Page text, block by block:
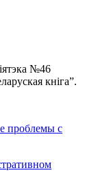
№46
кніга”.
проблемы с